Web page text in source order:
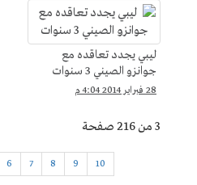
ليبي يجدد تعاقده مع
جوانزو الصيني 3 سنوات
28 فبراير 2014 4:04 م
3 من 216 صفحة
6 7 8 9 10